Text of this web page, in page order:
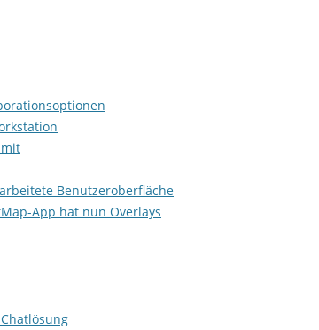
Benutzeroberfläche
App hat nun Overlays